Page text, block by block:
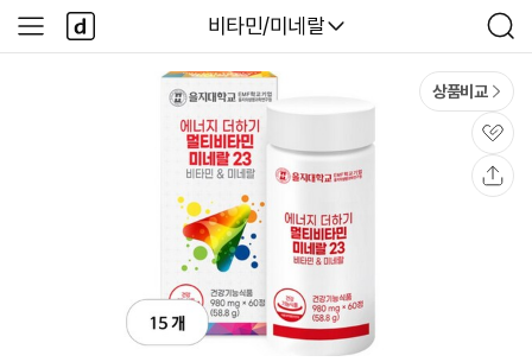
다나와
비타민/미네랄
검
색
사
이
다
나
와
상품비교
관
심